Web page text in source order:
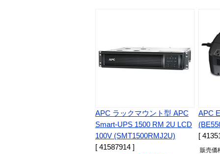
APC ラックマウント型 APC
Smart-UPS 1500 RM 2U LCD
100V (SMT1500RMJ2U)
[ 41587914 ]
APC
[
販売価